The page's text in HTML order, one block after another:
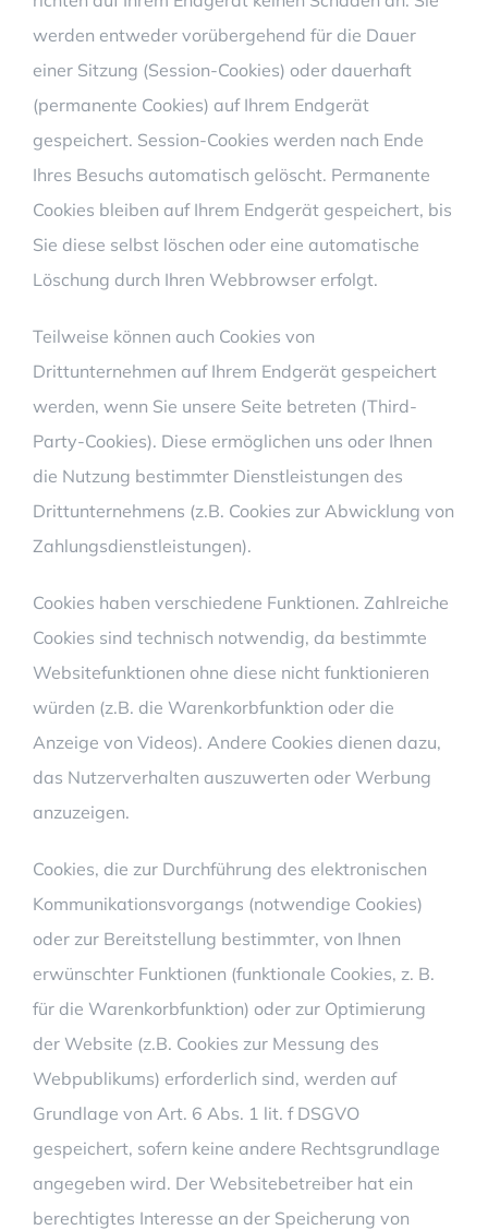
werden entweder vorübergehend für die Dauer
einer Sitzung (Session-Cookies) oder dauerhaft
(permanente Cookies) auf Ihrem Endgerät
gespeichert. Session-Cookies werden nach Ende
Ihres Besuchs automatisch gelöscht. Permanente
Cookies bleiben auf Ihrem Endgerät gespeichert, bis
Sie diese selbst löschen oder eine automatische
Löschung durch Ihren Webbrowser erfolgt.
Teilweise können auch Cookies von
Drittunternehmen auf Ihrem Endgerät gespeichert
werden, wenn Sie unsere Seite betreten (Third-
Party-Cookies). Diese ermöglichen uns oder Ihnen
die Nutzung bestimmter Dienstleistungen des
Drittunternehmens (z.B. Cookies zur Abwicklung von
Zahlungsdienstleistungen).
Cookies haben verschiedene Funktionen. Zahlreiche
Cookies sind technisch notwendig, da bestimmte
Websitefunktionen ohne diese nicht funktionieren
würden (z.B. die Warenkorbfunktion oder die
Anzeige von Videos). Andere Cookies dienen dazu,
das Nutzerverhalten auszuwerten oder Werbung
anzuzeigen.
Cookies, die zur Durchführung des elektronischen
Kommunikationsvorgangs (notwendige Cookies)
oder zur Bereitstellung bestimmter, von Ihnen
erwünschter Funktionen (funktionale Cookies, z. B.
für die Warenkorbfunktion) oder zur Optimierung
der Website (z.B. Cookies zur Messung des
Webpublikums) erforderlich sind, werden auf
Grundlage von Art. 6 Abs. 1 lit. f DSGVO
gespeichert, sofern keine andere Rechtsgrundlage
angegeben wird. Der Websitebetreiber hat ein
berechtigtes Interesse an der Speicherung von